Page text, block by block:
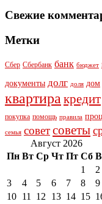
Свежие
Метки
Сбер Сбербанк банк бюджет
документы долг доля дом
квартиракредит
покупка помощь правила
семья советсоветы
Август 2026
Пн Вт Ср Чт Пт Сб
1
2
3
4 5 6 7 8
9
10 11 12 13 14 15